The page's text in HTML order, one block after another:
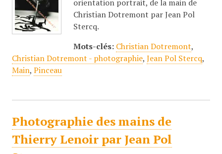
orientation portrait, de la main de
Christian Dotremont par Jean Pol
Stercq.
Mots-clés: Christian Dotremont,
Christian Dotremont - photographie, Jean Pol Stercq,
Main, Pinceau
Photographie des mains de
Thierry Lenoir par Jean Pol